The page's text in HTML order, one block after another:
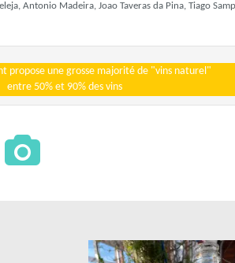
Antonio Madeira, Joao Taveras da Pina, Tiago
propose une grosse majorité de "vins naturel"
entre 50% et 90% des vins